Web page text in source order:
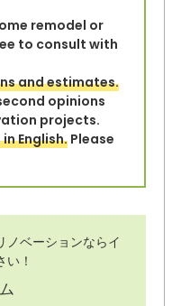
remodel or
to consult with
and estimates.
opinions
projects.
English.Please
ノベーションならイ
！